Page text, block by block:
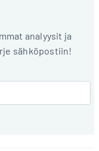
analyysit ja
sähköpostiin!